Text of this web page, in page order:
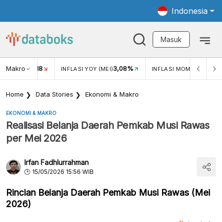
Indonesia
Masuk
Makro
USD/IDR 18 INFLASI YOY (MEI)3,08% INFLASI MOM (MEI)
Home Data Stories Ekonomi & Makro
EKONOMI & MAKRO
Realisasi Belanja Daerah Pemkab Musi Rawas
per Mei 2026
Irfan Fadhlurrahman
15/05/2026 15:56 WIB
Rincian Belanja Daerah Pemkab Musi Rawas (Mei
2026)